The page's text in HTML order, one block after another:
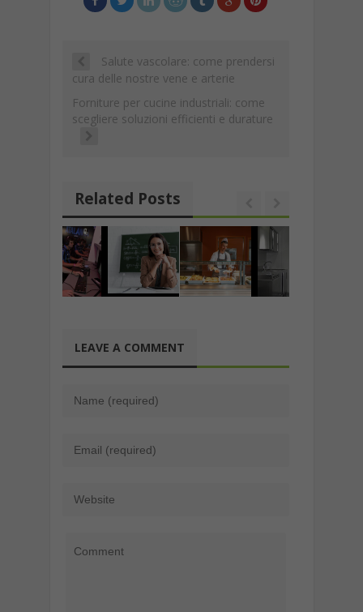
Salute vascolare: come prendersi
cura delle nostre vene e arterie
Forniture per cucine industriali: come
scegliere soluzioni efficienti e durature
Related Posts
LEAVE A COMMENT